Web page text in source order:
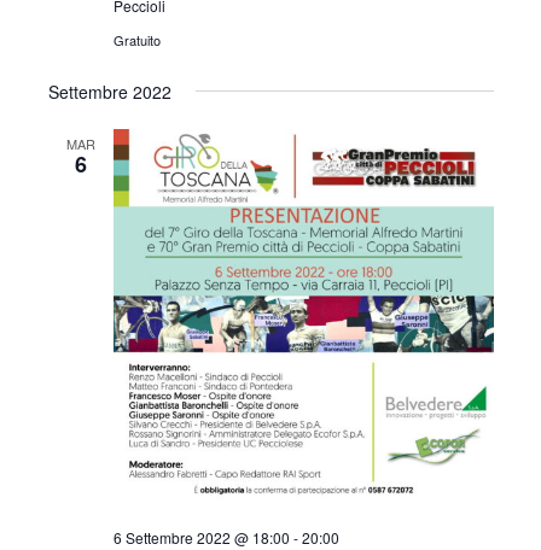
i
s
t
e
N
a
v
i
z
i
e
Peccioli
Gratuito
Settembre 2022
MAR
6
6 Settembre 2022 @ 18:00 -20:00